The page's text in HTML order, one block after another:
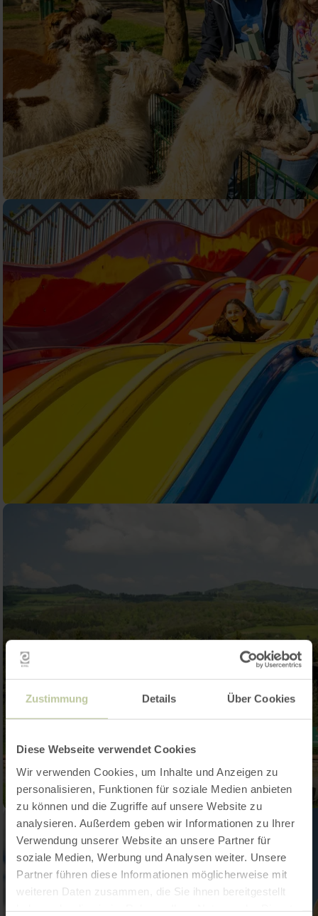
Zustimmung Details Über Cookies
Diese Webseite verwendet Cookies
Wir verwenden Cookies, um Inhalte und Anzeigen zu
personalisieren, Funktionen für soziale Medien anbieten
zu können und die Zugriffe auf unsere Website zu
analysieren. Außerdem geben wir Informationen zu Ihrer
Verwendung unserer Website an unsere Partner für
soziale Medien, Werbung und Analysen weiter. Unsere
Partner führen diese Informationen möglicherweise mit
weiteren Daten zusammen, die Sie ihnen bereitgestellt